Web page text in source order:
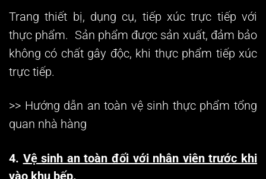
Trang thiết bị, dụng cụ, tiếp xúc trực tiếp với
thực phẩm. Sản phẩm được sản xuất, đảm bảo
không có chất gây độc, khi thực phẩm tiếp xúc
trực tiếp.
>> Hướng dẫn an toàn vệ sinh thực phẩm tổng
quan nhà hàng
4. Vệ sinh an toàn đối với nhân viên trước khi
vào khu bếp.